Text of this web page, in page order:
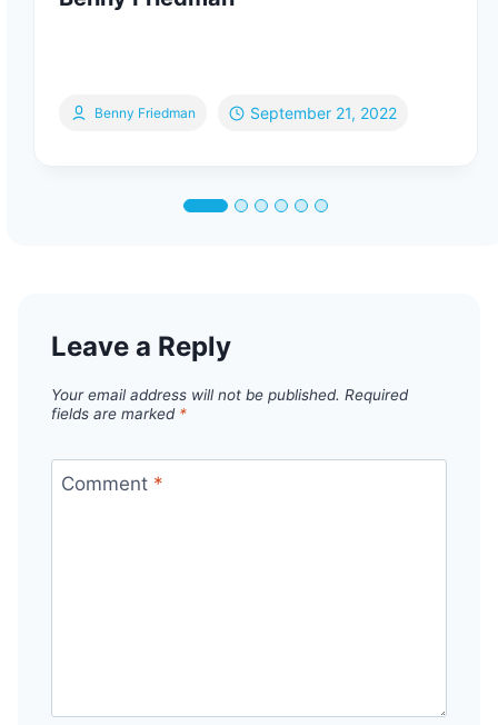
Benny Friedman September 21, 2022
Leave a Reply
Your email address will not be published. Required
fields are marked *
Comment *